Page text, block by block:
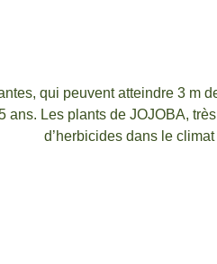
qui peuvent atteindre 3 m
ans. Les plants de JOJOBA,
d’herbicides dans le